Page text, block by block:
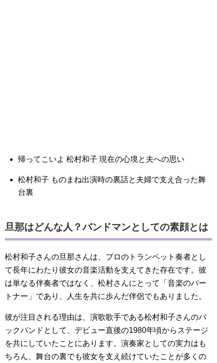
帰ってこいよ 松村和子 現在の心境と夫への思い
松村和子 ものまね出演時の裏話と夫婦で支え合った舞
台裏
旦那はどんな人？バンドマンとしての素顔とは
松村和子さんの旦那さんは、プロのトランペット奏者とし
て長年にわたり彼女の音楽活動を支えてきた存在です。彼
は単なる伴奏者ではなく、松村さんにとって「音楽のパー
トナー」であり、人生を共に歩んだ伴侶でもありました。
彼が注目される理由は、演歌歌手である松村和子さんのバ
ックバンドとして、デビュー直後の1980年頃からステージ
を共にしていたことにあります。演奏家としての実力はも
ちろん、舞台の裏でも彼女を支え続けていたことが多くの